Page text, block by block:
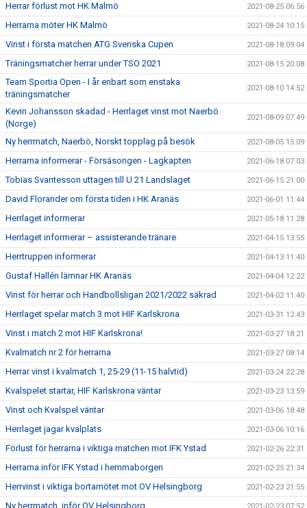
Herrar förlust mot HK Malmö 2021-08-25 06:56
Herrarna möter HK Malmö 2021-08-24 10:15
Vinst i första matchen ATG Svenska Cupen 2021-08-18 09:04
Träningsmatcher herrar under TSO 2021 2021-08-15 20:08
Team Sportia Open - I år enbart som enstaka
träningsmatcher
2021-08-10 14:52
Kevin Johansson skadad - Herrlaget vinst mot Naerbö
(Norge)
2021-08-09 07:49
Ny herrmatch, Naerbö, Norskt topplag på besök 2021-08-05 15:09
Herrarna informerar - Försäsongen - Lagkapten 2021-06-18 07:03
Tobias Svantesson uttagen till U 21 Landslaget 2021-06-15 21:00
David Florander om första tiden i HK Aranäs 2021-06-01 11:44
Herrlaget informerar 2021-05-18 11:28
Herrlaget informerar – assisterande tränare 2021-04-15 13:55
Herrtruppen informerar 2021-04-13 11:40
Gustaf Hallén lämnar HK Aranäs 2021-04-04 12:22
Vinst för herrar och Handbollsligan 2021/2022 säkrad 2021-04-02 11:40
Herrlaget spelar match 3 mot HIF Karlskrona 2021-03-31 12:43
Vinst i match 2 mot HIF Karlskrona! 2021-03-27 18:21
Kvalmatch nr 2 för herrarna 2021-03-27 08:14
Herrar vinst i kvalmatch 1, 25-29 (11-15 halvtid) 2021-03-24 22:28
Kvalspelet startar, HIF Karlskrona väntar 2021-03-23 13:59
Vinst och Kvalspel väntar 2021-03-06 18:48
Herrlaget jagar kvalplats 2021-03-06 10:16
Förlust för herrarna i viktiga matchen mot IFK Ystad 2021-02-26 22:31
Herrarna inför IFK Ystad i hemmaborgen 2021-02-25 21:34
Herrvinst i viktiga bortamötet mot OV Helsingborg 2021-02-23 21:55
Ny herrmatch, inför OV Helsingborg